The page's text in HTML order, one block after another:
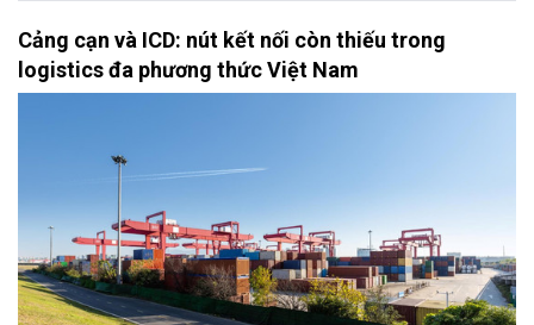
Cảng cạn và ICD: nút kết nối còn thiếu trong
logistics đa phương thức Việt Nam